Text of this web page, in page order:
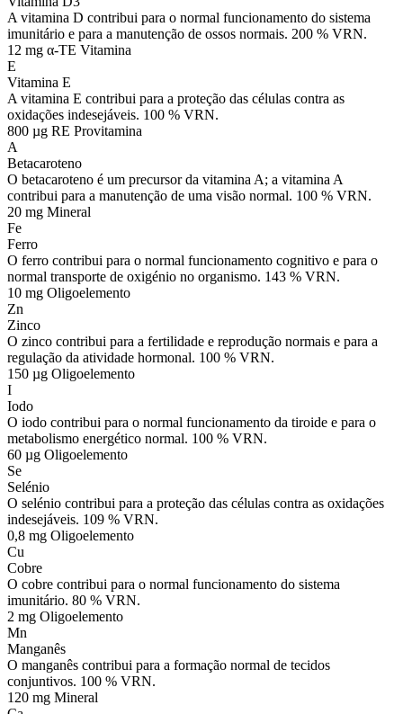
A vitamina D contribui para o normal funcionamento do sistema
imunitário e para a manutenção de ossos normais. 200 % VRN.
12 mg α-TE Vitamina
E
Vitamina E
A vitamina E contribui para a proteção das células contra as
oxidações indesejáveis. 100 % VRN.
800 µg RE Provitamina
A
Betacaroteno
O betacaroteno é um precursor da vitamina A; a vitamina A
contribui para a manutenção de uma visão normal. 100 % VRN.
20 mg Mineral
Fe
Ferro
O ferro contribui para o normal funcionamento cognitivo e para o
normal transporte de oxigénio no organismo. 143 % VRN.
10 mg Oligoelemento
Zn
Zinco
O zinco contribui para a fertilidade e reprodução normais e para a
regulação da atividade hormonal. 100 % VRN.
150 µg Oligoelemento
I
Iodo
O iodo contribui para o normal funcionamento da tiroide e para o
metabolismo energético normal. 100 % VRN.
60 µg Oligoelemento
Se
Selénio
O selénio contribui para a proteção das células contra as oxidações
indesejáveis. 109 % VRN.
0,8 mg Oligoelemento
Cu
Cobre
O cobre contribui para o normal funcionamento do sistema
imunitário. 80 % VRN.
2 mg Oligoelemento
Mn
Manganês
O manganês contribui para a formação normal de tecidos
conjuntivos. 100 % VRN.
120 mg Mineral